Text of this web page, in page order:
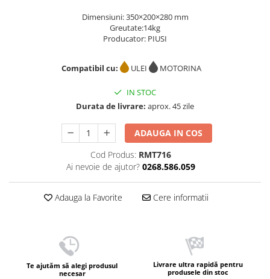
Dimensiuni: 350×200×280 mm
Greutate:14kg
Producator: PIUSI
Compatibil cu: ULEI MOTORINA
IN STOC
Durata de livrare: aprox. 45 zile
ADAUGA IN COS
Cod Produs: RMT716
Ai nevoie de ajutor? 0268.586.059
Adauga la Favorite Cere informatii
Te ajutăm să alegi produsul
necesar
Livrare ultra rapidă pentru
produsele din stoc